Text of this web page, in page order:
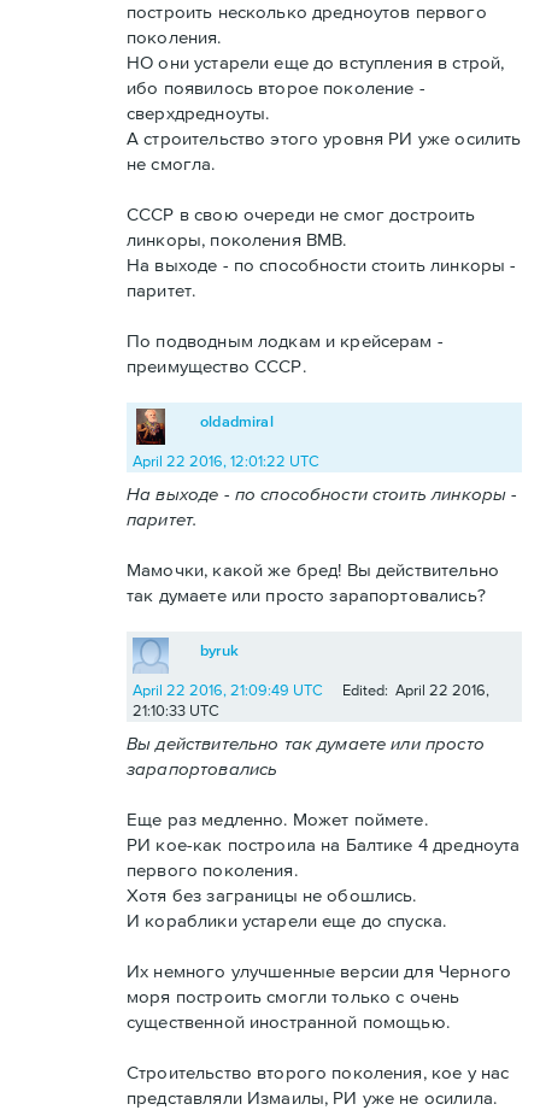
построить несколько дредноутов первого
поколения.
НО они устарели еще до вступления в строй,
ибо появилось второе поколение -
сверхдредноуты.
А строительство этого уровня РИ уже осилить
не смогла.
СССР в свою очереди не смог достроить
линкоры, поколения ВМВ.
На выходе - по способности стоить линкоры -
паритет.
По подводным лодкам и крейсерам -
преимущество СССР.
oldadmiral
April 22 2016, 12:01:22 UTC
На выходе - по способности стоить линкоры -
паритет.
Мамочки, какой же бред! Вы действительно
так думаете или просто зарапортовались?
byruk
April 22 2016, 21:09:49 UTC
Edited: April 22 2016,
21:10:33 UTC
Вы действительно так думаете или просто
зарапортовались
Еще раз медленно. Может поймете.
РИ кое-как построила на Балтике 4 дредноута
первого поколения.
Хотя без заграницы не обошлись.
И кораблики устарели еще до спуска.
Их немного улучшенные версии для Черного
моря построить смогли только с очень
существенной иностранной помощью.
Строительство второго поколения, кое у нас
представляли Измаилы, РИ уже не осилила.